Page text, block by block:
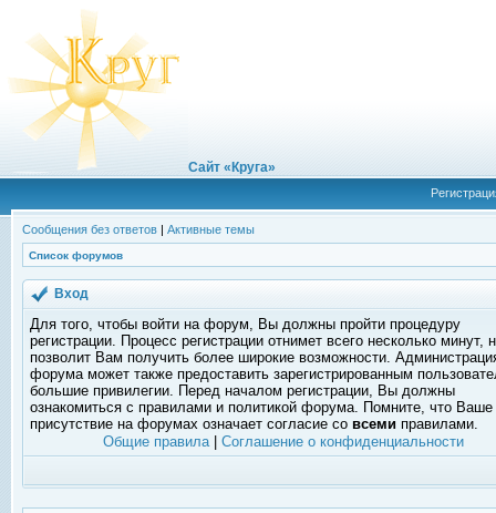
Сайт «Круга»
Сообщения без ответов | Активные темы
Список форумов
Вход
Для того, чтобы войти на форум, Вы должны пройти процедуру
регистрации. Процесс регистрации отнимет всего несколько минут,
позволит Вам получить более широкие возможности.
форума может также предоставить зарегистрированным
большие привилегии. Перед началом регистрации, Вы должны
ознакомиться с правилами и политикой форума. Помните, что Ваше
присутствие на форумах означает согласие со всеми правилами.
Общие правила| Соглашение о конфиденциальности